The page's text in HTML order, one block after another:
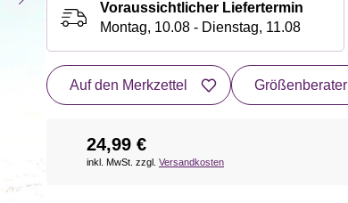
Voraussichtlicher Liefertermin
Montag, 10.08 - Dienstag, 11.08
Auf den Merkzettel Größenberater
24,99 €
inkl. MwSt. zzgl. Versandkosten